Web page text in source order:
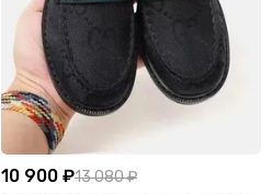
10 900 ₽13 080 ₽